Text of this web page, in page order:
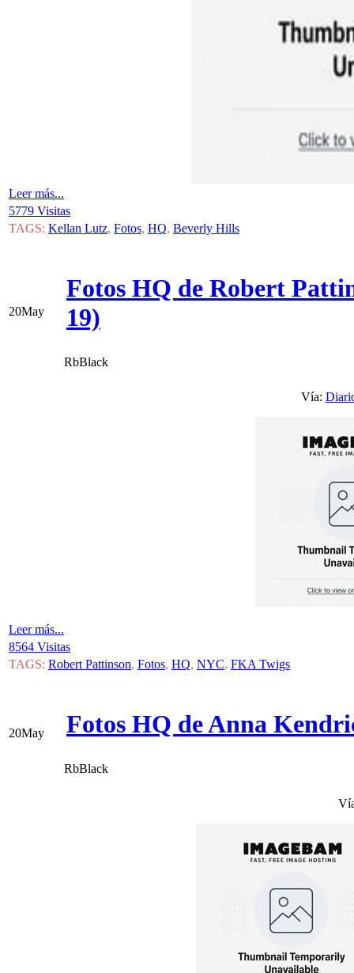
Leer más...
5779 Visitas
TAGS: Kellan Lutz, Fotos, HQ, Beverly Hills
20May
Fotos HQ de Robert
19)
RbBlack
Vía:
Leer más...
8564 Visitas
TAGS: Robert Pattinson, Fotos, HQ, NYC, FKA Twigs
20May Fotos HQ de Anna
RbBlack